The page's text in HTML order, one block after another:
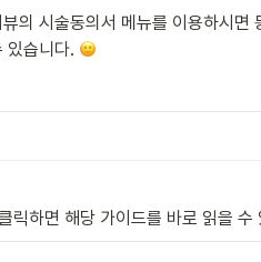
의 시술동의서 메뉴를 이용하시면
있습니다.
릭하면 해당 가이드를 바로 읽을 수